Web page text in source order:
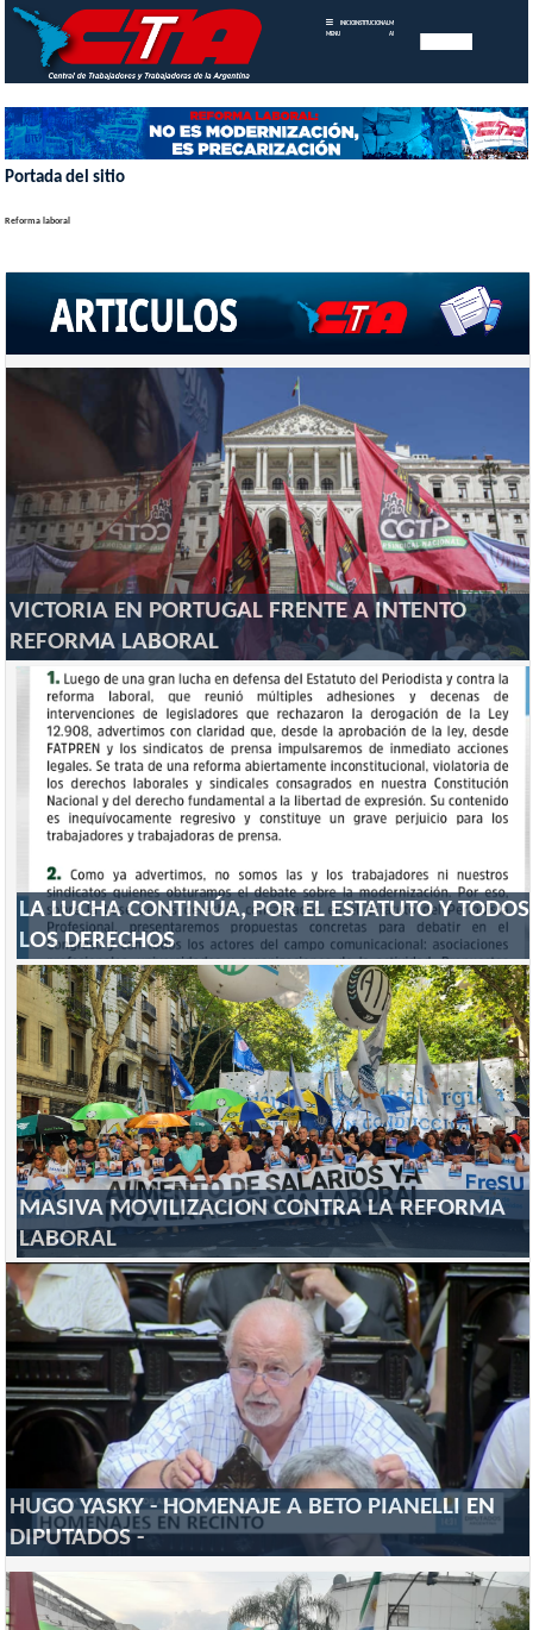
MENU
INICIOINSTITUCIONAL MEMORIAS
ANUALES
Portada del sitio
Reforma laboral
VICTORIA EN PORTUGAL FRENTE A INTENTO
REFORMA LABORAL
LA LUCHA CONTINÚA, POR EL ESTATUTO Y TODOS
LOS DERECHOS
MASIVA MOVILIZACION CONTRA LA REFORMA
LABORAL
HUGO YASKY - HOMENAJE A BETO PIANELLI EN
DIPUTADOS -